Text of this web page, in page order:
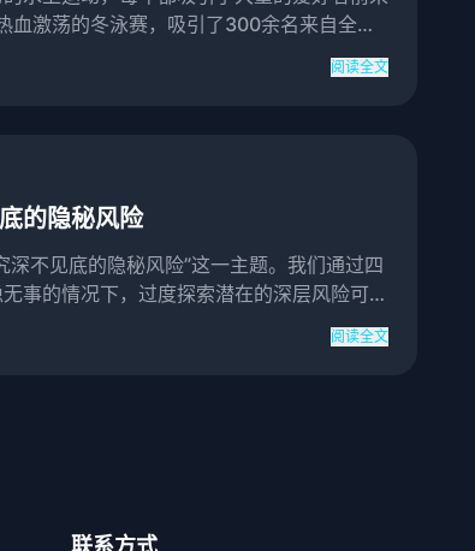
激荡的冬泳赛，吸引了300余名来自全国
...
阅读全文
的隐秘风险
不见底的隐秘风险”这一主题。我们通过四
事的情况下，过度探索潜在的深层风险可能
的...
阅读全文
联系方式